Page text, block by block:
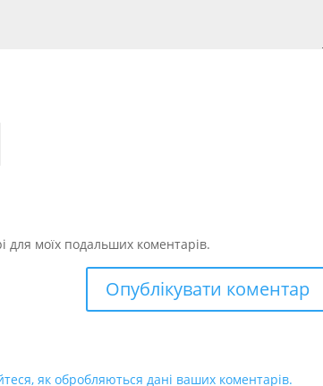
для моїх подальших коментарів.
як обробляються дані ваших коментарів.